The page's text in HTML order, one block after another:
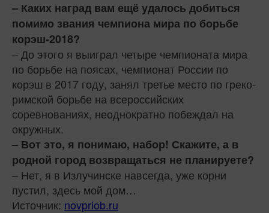
– Каких наград вам ещё удалось добиться
помимо звания чемпиона мира по борьбе
корэш-2018?
– До этого я выиграл четыре чемпионата мира
по борьбе на поясах, чемпионат России по
корэш в 2017 году, занял третье место по греко-
римской борьбе на всероссийских
соревнованиях, неоднократно побеждал на
окружных.
– Вот это, я понимаю, набор! Скажите, а в
родной город возвращаться не планируете?
– Нет, я в Излучинске навсегда, уже корни
пустил, здесь мой дом…
Источник: novpriob.ru